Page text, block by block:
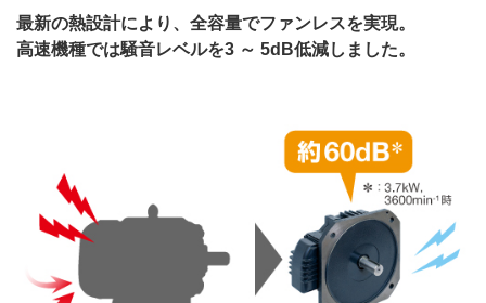
最新の熱設計により、全容量でファンレスを実現。
高速機種では騒音レベルを3 ～ 5dB低減しました。